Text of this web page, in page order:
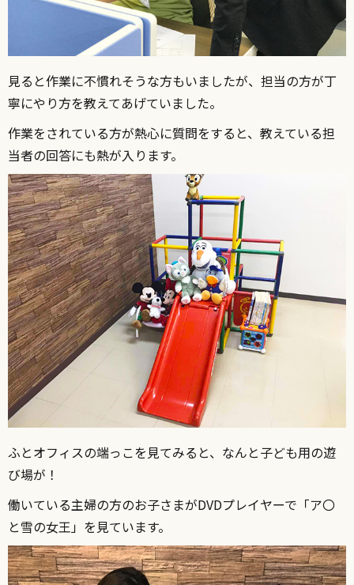
見ると作業に不慣れそうな方もいましたが、担当の方が丁
寧にやり方を教えてあげていました。
作業をされている方が熱心に質問をすると、教えている担
当者の回答にも熱が入ります。
ふとオフィスの端っこを見てみると、なんと子ども用の遊
び場が！
働いている主婦の方のお子さまがDVDプレイヤーで「ア〇
と雪の女王」を見ています。